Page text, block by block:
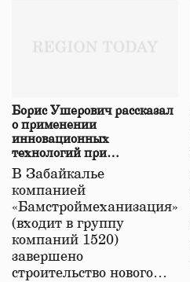
Борис Ушерович рассказал
о применении
инновационных
технологий при
строительстве нового моста
в Забайкалье
В Забайкалье
компанией
«Бамстроймеханизация»
(входит в группу
компаний 1520)
завершено
строительство нового…